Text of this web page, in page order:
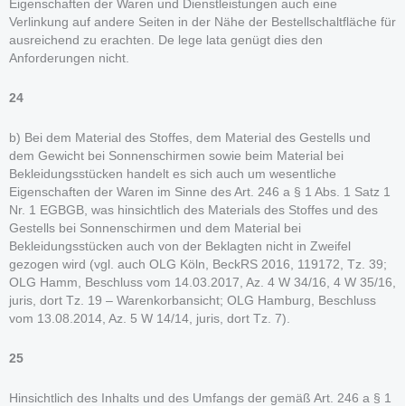
Eigenschaften der Waren und Dienstleistungen auch eine
Verlinkung auf andere Seiten in der Nähe der Bestellschaltfläche für
ausreichend zu erachten. De lege lata genügt dies den
Anforderungen nicht.
24
b) Bei dem Material des Stoffes, dem Material des Gestells und
dem Gewicht bei Sonnenschirmen sowie beim Material bei
Bekleidungsstücken handelt es sich auch um wesentliche
Eigenschaften der Waren im Sinne des Art. 246 a § 1 Abs. 1 Satz 1
Nr. 1 EGBGB, was hinsichtlich des Materials des Stoffes und des
Gestells bei Sonnenschirmen und dem Material bei
Bekleidungsstücken auch von der Beklagten nicht in Zweifel
gezogen wird (vgl. auch OLG Köln, BeckRS 2016, 119172, Tz. 39;
OLG Hamm, Beschluss vom 14.03.2017, Az. 4 W 34/16, 4 W 35/16,
juris, dort Tz. 19 – Warenkorbansicht; OLG Hamburg, Beschluss
vom 13.08.2014, Az. 5 W 14/14, juris, dort Tz. 7).
25
Hinsichtlich des Inhalts und des Umfangs der gemäß Art. 246 a § 1